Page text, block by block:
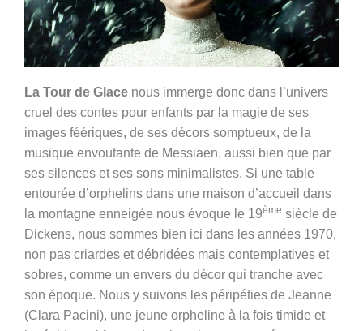
La Tour de Glace nous immerge donc dans l’univers
cruel des contes pour enfants par la magie de ses
images féériques, de ses décors somptueux, de la
musique envoutante de Messiaen, aussi bien que par
ses silences et ses sons minimalistes. Si une table
entourée d’orphelins dans une maison d’accueil dans
la montagne enneigée nous évoque le 19ème siècle de
Dickens, nous sommes bien ici dans les années 1970,
non pas criardes et débridées mais contemplatives et
sobres, comme un envers du décor qui tranche avec
son époque. Nous y suivons les péripéties de Jeanne
(Clara Pacini), une jeune orpheline à la fois timide et